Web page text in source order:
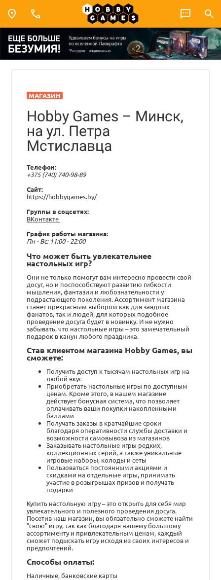
МАГАЗИН
Hobby Games – Минск,
на ул. Петра
Мстиславца
Телефон:
+375 (740) 740-98-89
Сайт:
https://hobbygames.by/
Группы в соцсетях:
ВКонтакте
График работы магазина:
Пн - Вс: 11:00 - 22:00
Что может быть увлекательнее
настольных игр?
Они не только помогут вам интересно провести свой
досуг, но и поспособствуют развитию гибкости
мышления, фантазии и любознательности у
подрастающего поколения. Ассортимент магазина
станет прекрасным выбором как для заядлых
фанатов, так и людей, для которых подобное
проведение досуга будет в новинку. И не нужно
забывать, что настольные игры – это замечательный
подарок в канун любого праздника.
Став клиентом магазина Hobby Games, вы
сможете:
Получить доступ к тысячам настольных игр на
любой вкус
Приобретать настольные игры по доступным
ценам. Кроме этого, в нашем магазине
действует бонусная система, что позволяет
оплачивать ваши покупки накопленными
баллами
Получать заказы в кратчайшие сроки
благодаря оперативности службы доставки и
возможности самовывоза из магазинов
Заказывать настольные игры редких,
коллекционных серий, а также уникальные
игровые наборы, колоды и сеты
Пользоваться постоянными акциями и
скидками на отдельные игры, принимать
участие в розыгрышах призов и получать
подарки
Купить настольную игру – это открыть для себя мир
увлекательного и полезного проведения досуга.
Посетив наш магазин, вы обязательно сможете найти
"свою" игру, так как благодаря нашему большому
ассортименту и привлекательным ценам, каждый
сможет подыскать игру исходя из своих интересов и
предпочтений.
Способы оплаты:
Наличные, банковские карты